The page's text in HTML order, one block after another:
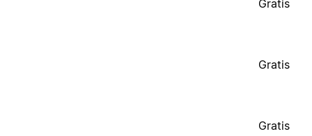
Gratis
Gratis
Gratis